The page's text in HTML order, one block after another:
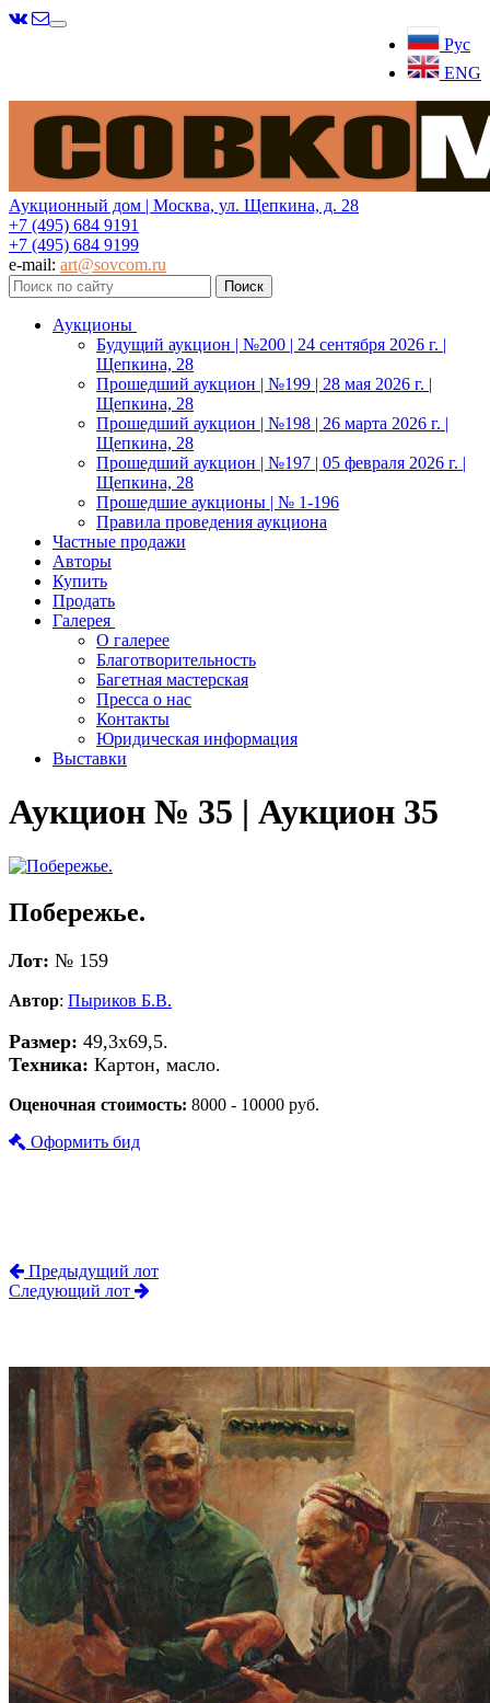
Рус
ENG
Меню
Аукционный дом | Москва, ул. Щепкина, д. 28
+7 (495) 684 9191
+7 (495) 684 9199
e-mail: art@sovcom.ru
Аукционы
Будущий аукцион | №200 | 24 сентября 2026 г. |
Щепкина, 28
Прошедший аукцион | №199 | 28 мая 2026 г. |
Щепкина, 28
Прошедший аукцион | №198 | 26 марта 2026 г. |
Щепкина, 28
Прошедший аукцион | №197 | 05 февраля 2026 г. |
Щепкина, 28
Прошедшие аукционы | № 1-196
Правила проведения аукциона
Частные продажи
Авторы
Купить
Продать
Галерея
О галерее
Благотворительность
Багетная мастерская
Пресса о нас
Контакты
Юридическая информация
Выставки
Аукцион № 35 | Аукцион 35
Побережье.
Лот: № 159
Автор: Пыриков Б.В.
Размер: 49,3х69,5.
Техника: Картон, масло.
Оценочная стоимость: 8000 - 10000 руб.
Оформить бид
Предыдущий лот
Следующий лот